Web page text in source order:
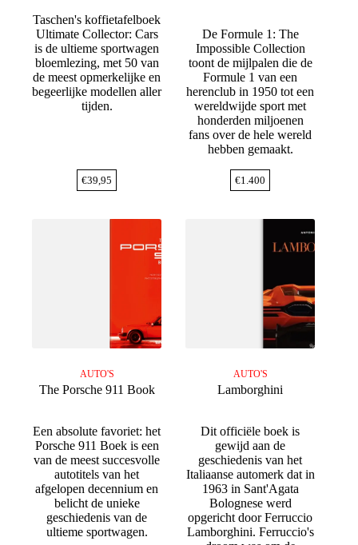
Taschen's koffietafelboek
Ultimate Collector: Cars
is de ultieme sportwagen
bloemlezing, met 50 van
de meest opmerkelijke en
begeerlijke modellen aller
tijden.
€39,95
De Formule 1: The
Impossible Collection
toont de mijlpalen die de
Formule 1 van een
herenclub in 1950 tot een
wereldwijde sport met
honderden miljoenen
fans over de hele wereld
hebben gemaakt.
€1.400
AUTO'S
The Porsche 911 Book
Een absolute favoriet: het
Porsche 911 Boek is een
van de meest succesvolle
autotitels van het
afgelopen decennium en
belicht de unieke
geschiedenis van de
ultieme sportwagen.
AUTO'S
Lamborghini
Dit officiële boek is
gewijd aan de
geschiedenis van het
Italiaanse automerk dat in
1963 in Sant'Agata
Bolognese werd
opgericht door Ferruccio
Lamborghini. Ferruccio's